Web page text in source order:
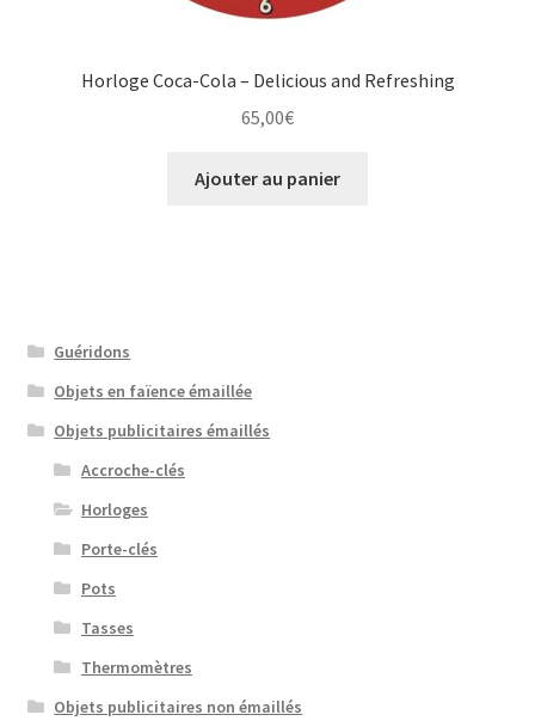
Horloge Coca-Cola – Delicious and Refreshing
65,00€
Ajouter au panier
Guéridons
Objets en faïence émaillée
Objets publicitaires émaillés
Accroche-clés
Horloges
Porte-clés
Pots
Tasses
Thermomètres
Objets publicitaires non émaillés